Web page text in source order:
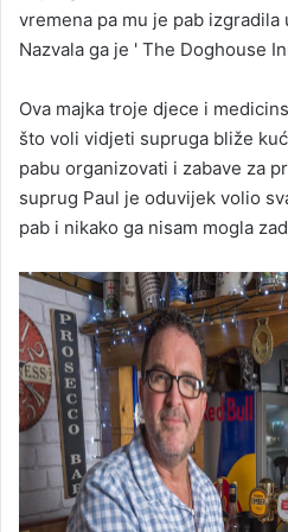
vremena pa mu je pab
Nazvala ga je ' The Doghouse
Ova majka troje djece i
što voli vidjeti supruga bliže
pabu organizovati i zabave za
suprug Paul je oduvijek volio
pab i nikako ga nisam mogla